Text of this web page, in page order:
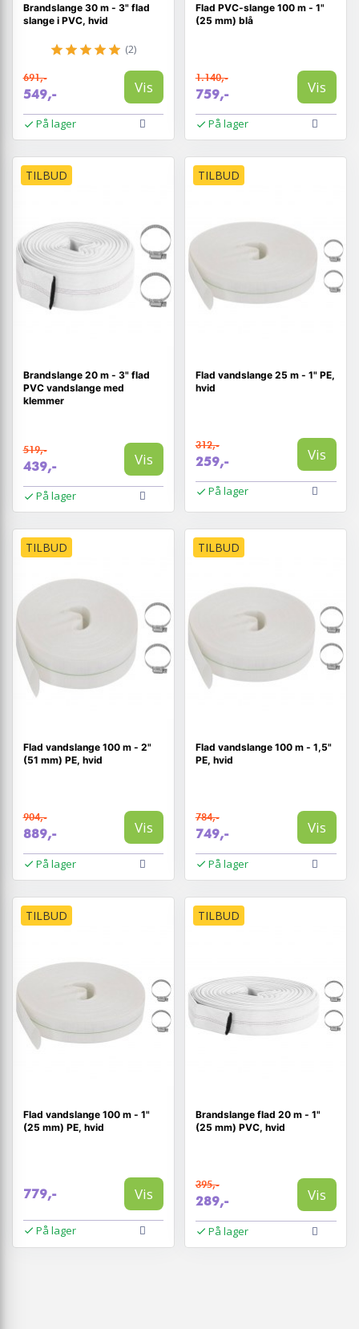
Brandslange 30 m - 3" flad
slange i PVC, hvid
(2)
691,-
549,- Vis
På lager
Flad PVC-slange 100 m - 1"
(25 mm) blå
1.140,-
759,- Vis
På lager
TILBUD
Brandslange 20 m - 3" flad
PVC vandslange med
klemmer
519,-
439,- Vis
På lager
TILBUD
Flad vandslange 25 m - 1" PE,
hvid
312,-
259,- Vis
På lager
TILBUD
Flad vandslange 100 m - 2"
(51 mm) PE, hvid
904,-
889,- Vis
På lager
TILBUD
Flad vandslange 100 m - 1,5"
PE, hvid
784,-
749,- Vis
På lager
TILBUD
Flad vandslange 100 m - 1"
(25 mm) PE, hvid
779,- Vis
På lager
TILBUD
Brandslange flad 20 m - 1"
(25 mm) PVC, hvid
395,-
289,- Vis
På lager